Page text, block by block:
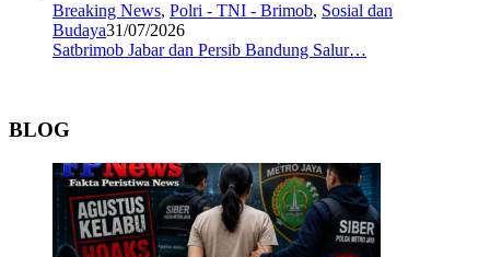
Breaking News, Polri - TNI - Brimob, Sosial dan
Budaya31/07/2026
Satbrimob Jabar dan Persib Bandung Salur…
BLOG